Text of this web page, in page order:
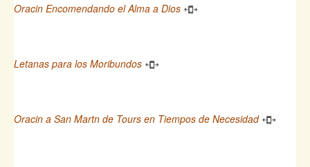
Oracin Encomendando el Alma a Dios
Letanas para los Moribundos
Oracin a San Martn de Tours en Tiempos de Necesidad